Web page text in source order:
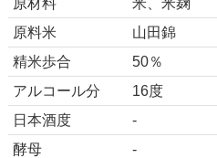
原料米
山田錦
精米歩合
50％
アルコール分
16度
日本酒度
-
酵母
-